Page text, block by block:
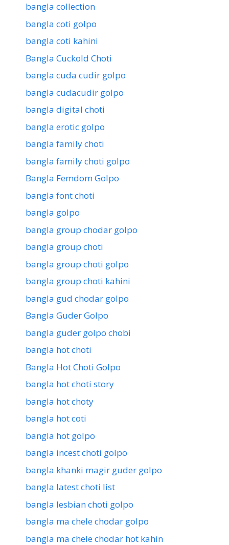
bangla collection
bangla coti golpo
bangla coti kahini
Bangla Cuckold Choti
bangla cuda cudir golpo
bangla cudacudir golpo
bangla digital choti
bangla erotic golpo
bangla family choti
bangla family choti golpo
Bangla Femdom Golpo
bangla font choti
bangla golpo
bangla group chodar golpo
bangla group choti
bangla group choti golpo
bangla group choti kahini
bangla gud chodar golpo
Bangla Guder Golpo
bangla guder golpo chobi
bangla hot choti
Bangla Hot Choti Golpo
bangla hot choti story
bangla hot choty
bangla hot coti
bangla hot golpo
bangla incest choti golpo
bangla khanki magir guder golpo
bangla latest choti list
bangla lesbian choti golpo
bangla ma chele chodar golpo
bangla ma chele chodar hot kahin